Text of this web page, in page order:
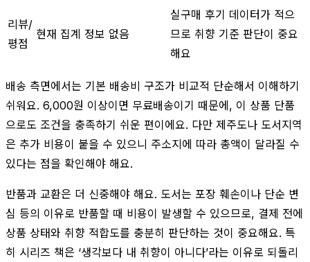
리뷰/
평점
현재 집계 정보 없음
실구매 후기 데이터가 적으
므로 취향 기준 판단이 중요
해요
배송 측면에서는 기본 배송비 구조가 비교적 단순해서 이해하기
쉬워요. 6,000원 이상이면 무료배송이기 때문에, 이 상품 단품
으로도 조건을 충족하기 쉬운 편이에요. 다만 제주도나 도서지역
은 추가 비용이 붙을 수 있으니 주소지에 따라 총액이 달라질 수
있다는 점을 확인해야 해요.
반품과 교환은 더 신중해야 해요. 도서는 포장 훼손이나 단순 변
심 등의 이유로 반품할 때 비용이 발생할 수 있으므로, 결제 전에
상품 상태와 취향 적합도를 충분히 판단하는 것이 중요해요. 특
히 시리즈 책은 ‘생각보다 내 취향이 아니다’라는 이유로 되돌리